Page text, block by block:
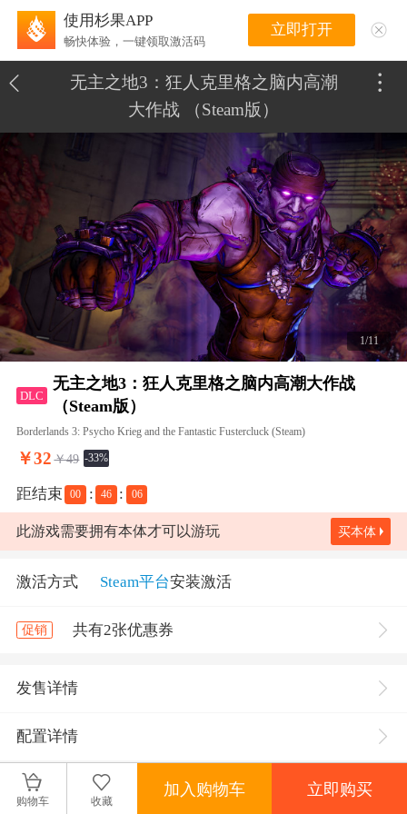
使用杉果APP
畅快体验，一键领取激活码
立即打开
无主之地3：狂人克里格之脑内高潮
大作战 （Steam版）
1/11
DLC
无主之地3：狂人克里格之脑内高潮大作战
（Steam版）
Borderlands 3: Psycho Krieg and the Fantastic Fustercluck (Steam)
￥32 ￥49 -33%
距结束 00 : 46 : 06
此游戏需要拥有本体才可以游玩 买本体
激活方式 Steam平台安装激活
促销 共有2张优惠券
发售详情
配置详情
游戏介绍
购物车 收藏
加入购物车 立即购买